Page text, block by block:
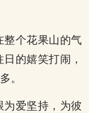
整个花果山的气
的嬉笑打闹，
。
爱坚持，为彼